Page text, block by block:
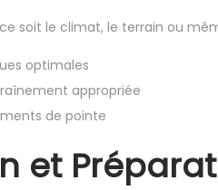
soit le climat, le terrain ou
optimales
appropriée
de pointe
et